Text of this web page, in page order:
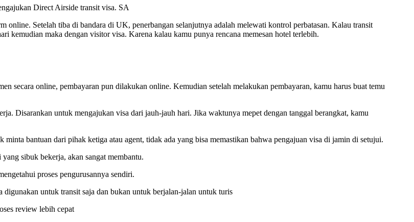
Direct Airside transit visa. SA
online. Setelah tiba di bandara di UK, penerbangan selanjutnya adalah melewati kontrol perbatasan. Kalau transit
kemudian maka dengan visitor visa. Karena kalau kamu punya rencana memesan hotel terlebih.
secara online, pembayaran pun dilakukan online. Kemudian setelah melakukan pembayaran, kamu harus buat temu
Disarankan untuk mengajukan visa dari jauh-jauh hari. Jika waktunya mepet dengan tanggal berangkat, kamu
bantuan dari pihak ketiga atau agent, tidak ada yang bisa memastikan bahwa pengajuan visa di jamin di setujui.
sibuk bekerja, akan sangat membantu.
proses pengurusannya sendiri.
untuk transit saja dan bukan untuk berjalan-jalan untuk turis
review lebih cepat